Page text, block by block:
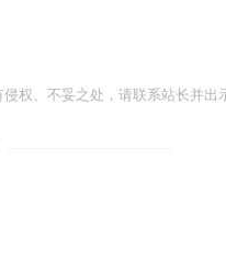
权、不妥之处，请联系站长并出